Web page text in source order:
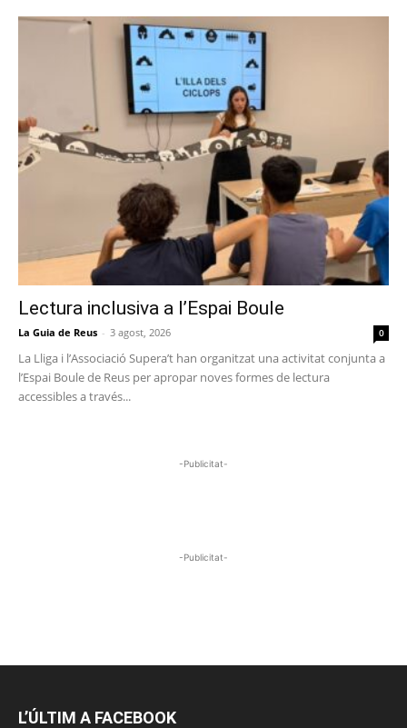
Lectura inclusiva a l’Espai Boule
La Guia de Reus - 3 agost, 2026 0
La Lliga i l’Associació Supera’t han organitzat una activitat conjunta a
l’Espai Boule de Reus per apropar noves formes de lectura
accessibles a través...
-Publicitat-
-Publicitat-
L’ÚLTIM A FACEBOOK